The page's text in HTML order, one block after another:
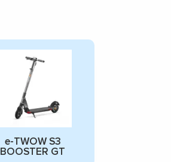
e-TWOW S3
BOOSTER GT